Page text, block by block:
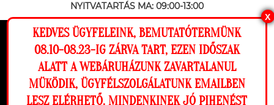
Ez a weboldal cookie-kat használ, hogy a
lehető legjobb élményt nyújtsa honlapunkon.
Beállítások
NYITVATARTÁS MA: 09:00-13:00
Az online fizetést a Barion Payment Zrt. biztosítja, MNB engedély
száma: H-EN-I-1064/2013
X
KEDVES ÜGYFELEINK, BEMUTATÓTERMÜNK
08.10-08.23-IG ZÁRVA TART, EZEN IDŐSZAK
ALATT A WEBÁRUHÁZUNK ZAVARTALANUL
MÜKÖDIK, ÜGYFÉLSZOLGÁLATUNK EMAILBEN
LESZ ELÉRHETŐ. MINDENKINEK JÓ PIHENÉST